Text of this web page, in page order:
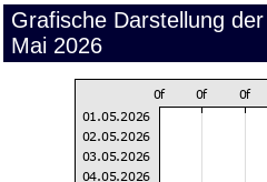
Grafische Darstellung
Mai 2026